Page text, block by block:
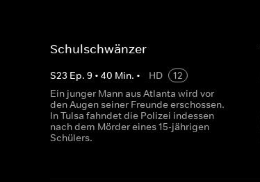
Schulschwänzer
S23 Ep. 9 • 40 Min. • HD
12
Ein junger Mann aus Atlanta wird vor
den Augen seiner Freunde erschossen.
In Tulsa fahndet die Polizei indessen
nach dem Mörder eines 15-jährigen
Schülers.